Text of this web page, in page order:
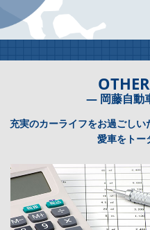
― 岡藤自動
充実のカーライフをお過ごし
愛車をトー